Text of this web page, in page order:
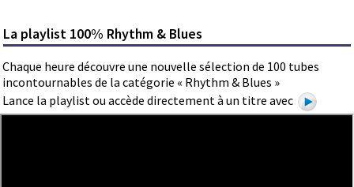
La playlist 100% Rhythm & Blues
Chaque heure découvre une nouvelle sélection de 100 tubes
incontournables de la catégorie « Rhythm & Blues »
Lance la playlist ou accède directement à un titre avec